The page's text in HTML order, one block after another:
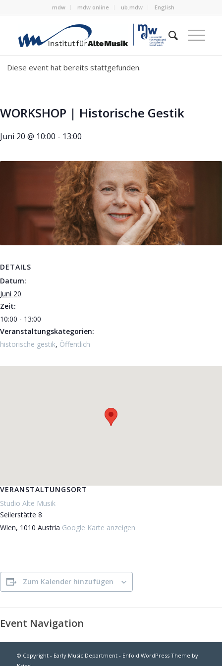
mdw mdw online ub.mdw English
Diese event hat bereits stattgefunden.
WORKSHOP | Historische Gestik
Juni 20 @ 10:00 - 13:00
DETAILS
Datum:
Juni 20
Zeit:
10:00 - 13:00
Veranstaltungskategorien:
historische gestik, Öffentlich
VERANSTALTUNGSORT
Studio Alte Musik
Seilerstätte 8
Wien, 1010 Austria Google Karte anzeigen
Zum Kalender hinzufügen
Event Navigation
© Copyright - Early Music Department - Enfold WordPress Theme by